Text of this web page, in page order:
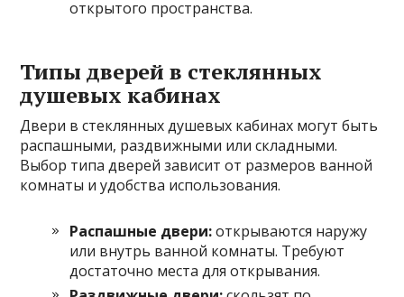
открытого пространства.
Типы дверей в стеклянных
душевых кабинах
Двери в стеклянных душевых кабинах могут быть
распашными, раздвижными или складными.
Выбор типа дверей зависит от размеров ванной
комнаты и удобства использования.
Распашные двери:открываются наружу
или внутрь ванной комнаты. Требуют
достаточно места для открывания.